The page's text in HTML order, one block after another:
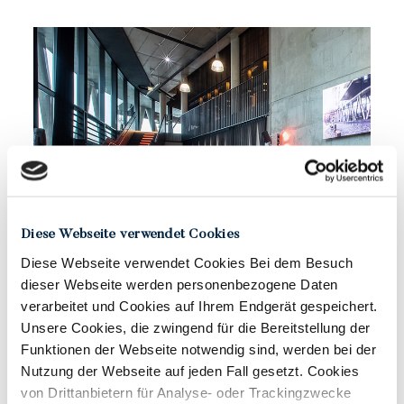
Diese Webseite verwendet Cookies
Diese Webseite verwendet Cookies Bei dem Besuch
dieser Webseite werden personenbezogene Daten
verarbeitet und Cookies auf Ihrem Endgerät gespeichert.
Unsere Cookies, die zwingend für die Bereitstellung der
Funktionen der Webseite notwendig sind, werden bei der
Nutzung der Webseite auf jeden Fall gesetzt. Cookies
von Drittanbietern für Analyse- oder Trackingzwecke
Westhafen Pier 1